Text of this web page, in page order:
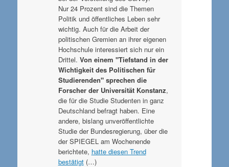
Nur 24 Prozent sind die Themen
Politik und öffentliches Leben sehr
wichtig. Auch für die Arbeit der
politischen Gremien an ihrer eigenen
Hochschule interessiert sich nur ein
Drittel. Von einem "Tiefstand in der
Wichtigkeit des Politischen für
Studierenden" sprechen die
Forscher der Universität Konstanz,
die für die Studie Studenten in ganz
Deutschland befragt haben. Eine
andere, bislang unveröffentlichte
Studie der Bundesregierung, über die
der SPIEGEL am Wochenende
berichtete, hatte diesen Trend
bestätigt(…)